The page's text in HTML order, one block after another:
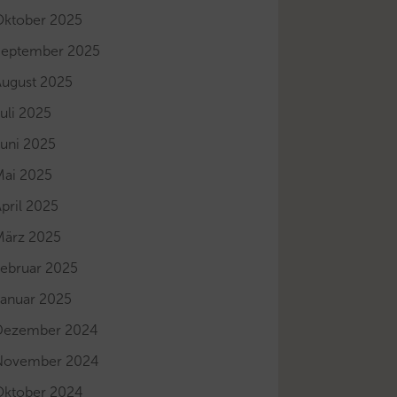
2025
2025
2025
2025
2025
2025
2025
2025
2025
2025
2024
2024
2024